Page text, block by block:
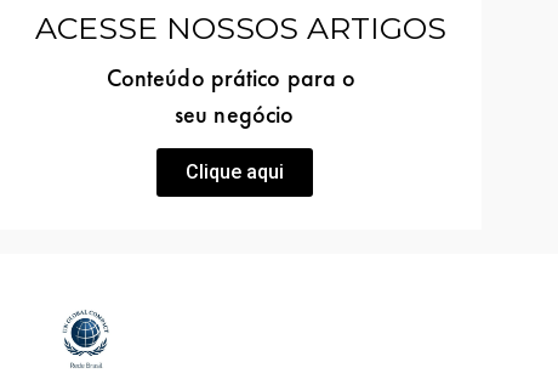
ACESSE NOSSOS ARTIGOS
Conteúdo prático para o
seu negócio
Clique aqui